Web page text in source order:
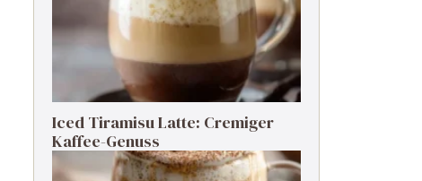
Iced Tiramisu Latte: Cremiger
Kaffee-Genuss